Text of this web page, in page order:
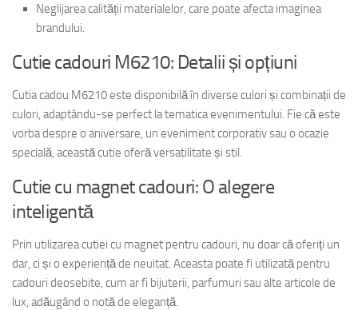
Neglijarea calității materialelor, care poate afecta imaginea
brandului.
Cutie cadouri M6210: Detalii și opțiuni
Cutia cadou M6210 este disponibilă în diverse culori și combinații de
culori, adaptându-se perfect la tematica evenimentului. Fie că este
vorba despre o aniversare, un eveniment corporativ sau o ocazie
specială, această cutie oferă versatilitate și stil.
Cutie cu magnet cadouri: O alegere
inteligentă
Prin utilizarea cutiei cu magnet pentru cadouri, nu doar că oferiți un
dar, ci și o experiență de neuitat. Aceasta poate fi utilizată pentru
cadouri deosebite, cum ar fi bijuterii, parfumuri sau alte articole de
lux, adăugând o notă de eleganță.